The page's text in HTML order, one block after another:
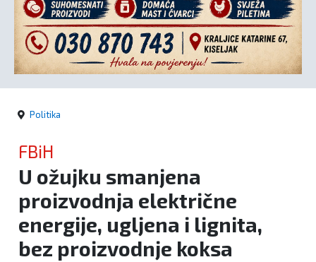
kronika
Politika
Politika
FBiH
U ožujku smanjena
proizvodnja električne
energije, ugljena i lignita,
bez proizvodnje koksa